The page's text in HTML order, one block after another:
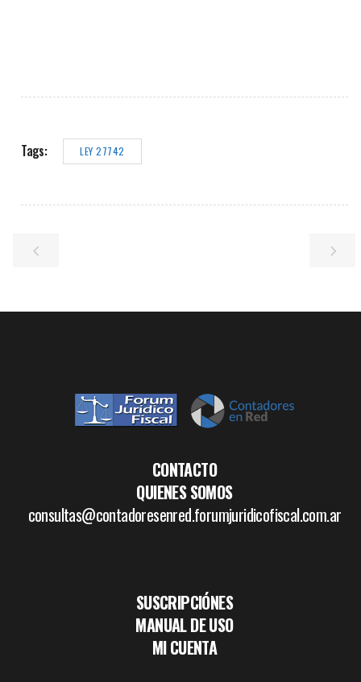
Tags: LEY 27742
CONTACTO
QUIENES SOMOS
consultas@contadoresenred.forumjuridicofiscal.com.ar
SUSCRIPCIÓNES
MANUAL DE USO
MI CUENTA